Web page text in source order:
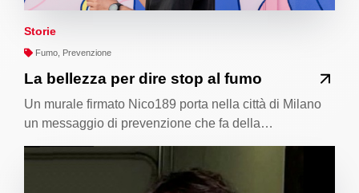
Storie
Fumo, Prevenzione
La bellezza per dire stop al fumo
Un murale firmato Nico189 porta nella città di Milano
un messaggio di prevenzione che fa della…